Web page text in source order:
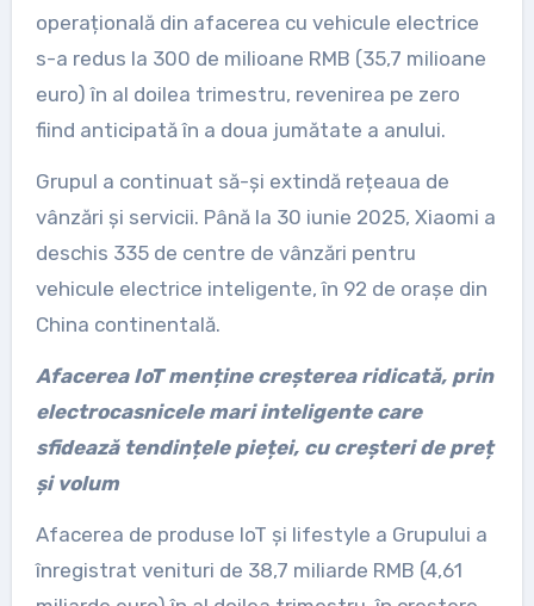
operațională din afacerea cu vehicule electrice
s-a redus la 300 de milioane RMB (35,7 milioane
euro) în al doilea trimestru, revenirea pe zero
fiind anticipată în a doua jumătate a anului.
Grupul a continuat să-și extindă rețeaua de
vânzări și servicii. Până la 30 iunie 2025, Xiaomi a
deschis 335 de centre de vânzări pentru
vehicule electrice inteligente, în 92 de orașe din
China continentală.
Afacerea IoT menține creșterea ridicată, prin
electrocasnicele mari inteligente care
sfidează tendințele pieței, cu creșteri de preț
și volum
Afacerea de produse IoT și lifestyle a Grupului a
înregistrat venituri de 38,7 miliarde RMB (4,61